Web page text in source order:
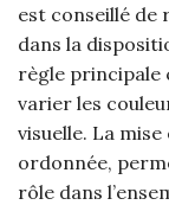
est conseillé de
dans la
règle principale
varier les
visuelle. La
ordonnée,
rôle dans